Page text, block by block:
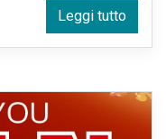
Leggi tutto